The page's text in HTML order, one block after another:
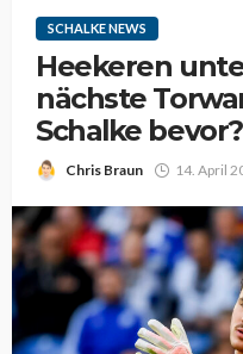
SCHALKE NEWS
Heekeren
nächste
Schalke bevor?
Chris Braun 14. April